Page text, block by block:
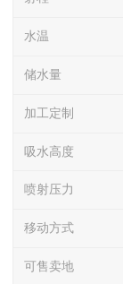
水温
储水量
加工定制
吸水高度
喷射压力
移动方式
可售卖地